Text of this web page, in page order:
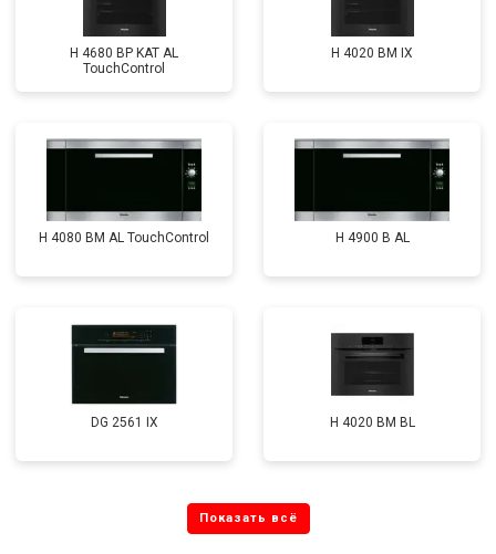
H 4680 BP KAT AL
TouchControl
H 4020 BM IX
H 4080 BM AL TouchControl H 4900 B AL
DG 2561 IX H 4020 BM BL